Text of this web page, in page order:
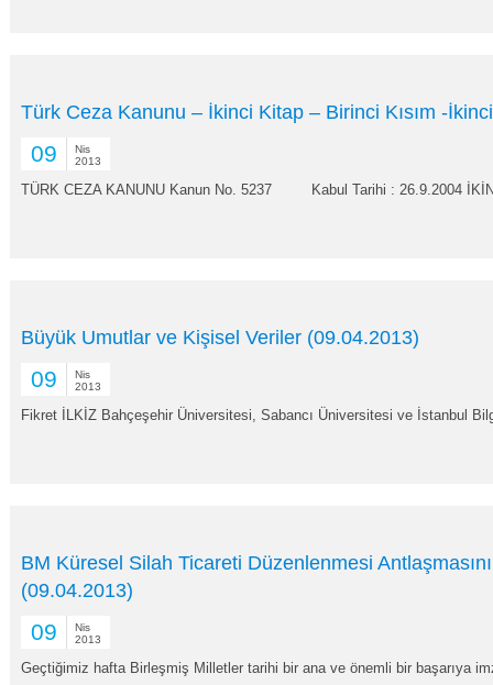
Türk Ceza Kanunu – İkinci Kitap – Birinci Kısım -
09
Nis
2013
TÜRK CEZA KANUNU Kanun No. 5237 Kabul Tarihi : 26.9.2004
Büyük Umutlar ve Kişisel Veriler (09.04.2013)
09
Nis
2013
Fikret İLKİZ Bahçeşehir Üniversitesi, Sabancı Üniversitesi ve İstanbul
BM Küresel Silah Ticareti Düzenlenmesi
(09.04.2013)
09
Nis
2013
Geçtiğimiz hafta Birleşmiş Milletler tarihi bir ana ve önemli bir başarıya